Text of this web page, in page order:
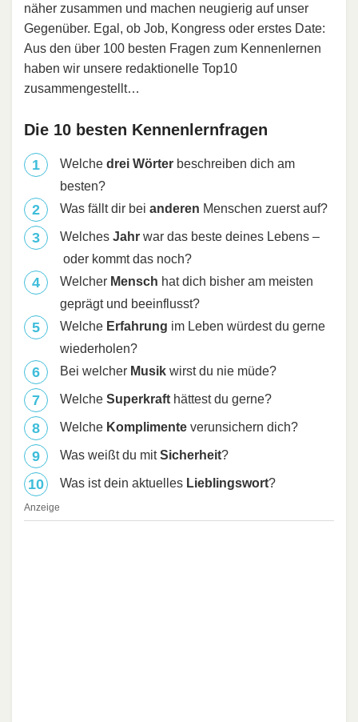
näher zusammen und machen neugierig auf unser
Gegenüber. Egal, ob Job, Kongress oder erstes Date:
Aus den über 100 besten Fragen zum Kennenlernen
haben wir unsere redaktionelle Top10
zusammengestellt…
Die 10 besten Kennenlernfragen
Welche drei Wörter beschreiben dich am
besten?
Was fällt dir bei anderen Menschen zuerst auf?
Welches Jahr war das beste deines Lebens –
oder kommt das noch?
Welcher Mensch hat dich bisher am meisten
geprägt und beeinflusst?
Welche Erfahrung im Leben würdest du gerne
wiederholen?
Bei welcher Musik wirst du nie müde?
Welche Superkraft hättest du gerne?
Welche Komplimente verunsichern dich?
Was weißt du mitSicherheit?
Was ist dein aktuelles Lieblingswort?
Anzeige